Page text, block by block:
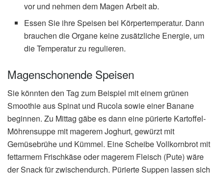
vor und nehmen dem Magen Arbeit ab.
Essen Sie ihre Speisen bei Körpertemperatur. Dann
brauchen die Organe keine zusätzliche Energie, um
die Temperatur zu regulieren.
Magenschonende Speisen
Sie könnten den Tag zum Beispiel mit einem grünen
Smoothie aus Spinat und Rucola sowie einer Banane
beginnen. Zu Mittag gäbe es dann eine pürierte Kartoffel-
Möhrensuppe mit magerem Joghurt, gewürzt mit
Gemüsebrühe und Kümmel. Eine Scheibe Vollkornbrot mit
fettarmem Frischkäse oder magerem Fleisch (Pute) wäre
der Snack für zwischendurch. Pürierte Suppen lassen sich